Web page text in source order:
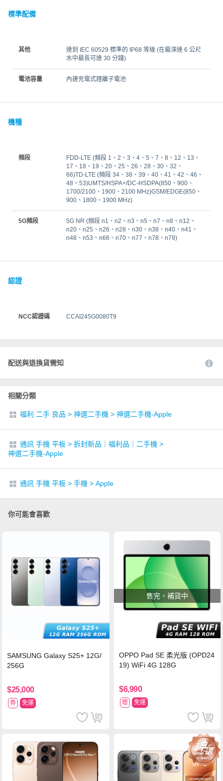
標準配備
其他
達到 IEC 60529 標準的 IP68 等級 (在最深達 6 公尺
水中最長可達 30 分鐘)
電池容量 內建充電式鋰離子電池
機種
頻段
FDD‑LTE (頻段 1、2、3、4、5、7、8、12、13、
17、18、19、20、25、26、28、30、32、
66)TD‑LTE (頻段 34、38、39、40、41、42、46、
48、53)UMTS/HSPA+/DC-HSDPA(850、900、
1700/2100、1900、2100 MHz)GSM/EDGE(850、
900、1800、1900 MHz)
5G頻段
5G NR (頻段 n1、n2、n3、n5、n7、n8、n12、
n20、n25、n26、n28、n30、n38、n40、n41、
n48、n53、n66、n70、n77、n78、n79)
認證
NCC認證碼 CCAI245G0080T9
配送與退換貨需知
相關分類
福利 二手 良品 > 神選二手機 > 神選二手機-Apple
通訊 手機 平板 > 拆封新品｜福利品｜二手機 >
神選二手機-Apple
通訊 手機 平板 > 手機 > Apple
你可能會喜歡
SAMSUNG Galaxy S25+ 12G/
256G
$25,000
券 免運
售完，補貨中
OPPO Pad SE 柔光版 (OPD24
19) WiFi 4G 128G
$6,990
贈 免運